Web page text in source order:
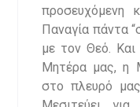
προσευχόμενη
Παναγία πάντα
με τον Θεό. Και
Μητέρα μας, η
στο πλευρό